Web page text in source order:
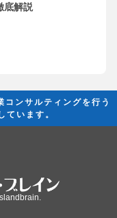
底解説
ンサルティングを行う
ています。
Islandbrain.